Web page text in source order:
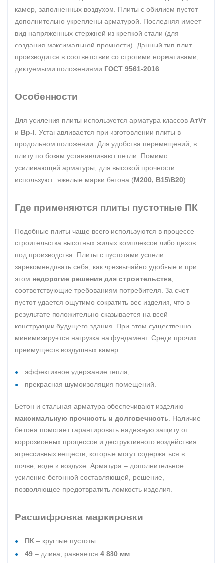
камер, заполненных воздухом. Плиты с обилием пустот
дополнительно укреплены арматурой. Последняя имеет
вид напряженных стержней из крепкой стали (для
создания максимальной прочности). Данный тип плит
производится в соответствии со строгими нормативами,
диктуемыми положениями ГОСТ 9561-2016
Особенности
Для усиления плиты используется арматура классов АтVт
и Вр-I . Устанавливается при изготовлении плиты в
продольном положении. Для удобства перемещений, в
плиту по бокам устанавливают петли. Помимо
усиливающей арматуры, для высокой прочности
используют тяжелые марки бетона (М200, В15\В20).
Где применяются плиты пустотные ПК
Подобные плиты чаще всего используются в процессе
строительства высотных жилых комплексов либо цехов
под производства. Плиты с пустотами успели
зарекомендовать себя, как чрезвычайно удобные и при
этом недорогие решения для строительства
соответствующие требованиям потребителя. За счет
пустот удается ощутимо сократить вес изделия, что в
результате положительно сказывается на всей
конструкции будущего здания. При этом существенно
минимизируется нагрузка на фундамент. Среди прочих
преимуществ воздушных камер:
эффективное удержание тепла;
прекрасная шумоизоляция помещений.
Бетон и стальная арматура обеспечивают изделию
максимальную прочность и долговечность . Наличие
бетона помогает гарантировать надежную защиту от
коррозионных процессов и деструктивного воздействия
агрессивных веществ, которые могут содержаться в
почве, воде и воздухе. Арматура – дополнительное
усиление бетонной составляющей, решение,
позволяющее предотвратить ломкость изделия.
Расшифровка маркировки
ПК – круглые пустоты
49 – длина, равняется 4 880 мм